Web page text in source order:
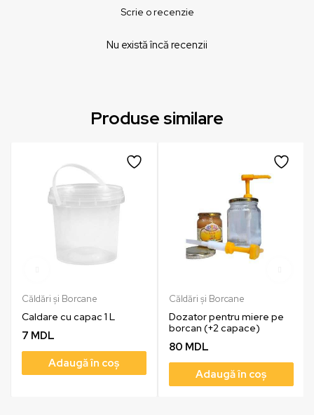
Scrie o recenzie
Nu există încă recenzii
Produse similare
Căldări și Borcane
Caldare cu capac 1 L
7 MDL
Adaugă în coș
Căldări și Borcane
Dozator pentru miere pe
borcan (+2 capace)
80 MDL
Adaugă în coș